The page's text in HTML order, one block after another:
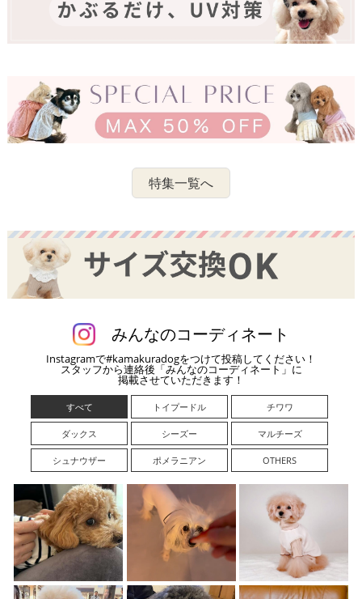
特集一覧へ
みんなのコーディネート
Instagramで#kamakuradogをつけて投稿してください！
スタッフから連絡後「みんなのコーディネート」に
掲載させていただきます！
すべて トイプードル チワワ
ダックス シーズー マルチーズ
シュナウザー ポメラニアン OTHERS